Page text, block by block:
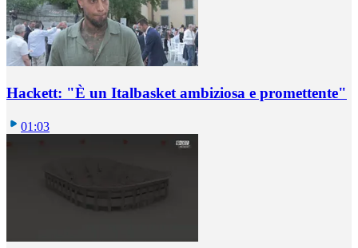
Hackett: "È un Italbasket ambiziosa e promettente"
01:03